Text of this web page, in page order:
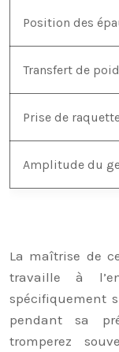
Position des
Transfert de
Prise de
Amplitude du
La maîtrise de
travaille à
spécifiquement
pendant sa
tromperez